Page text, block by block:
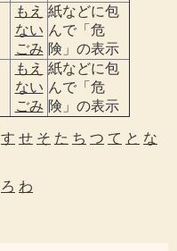
もえ
ない
ごみ
紙などに包
んで「危
険」の表示
もえ
ない
ごみ
紙などに包
んで「危
険」の表示
す せ そ た ち つ て と な
ろ わ